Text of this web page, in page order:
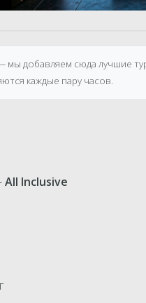
мы добавляем сюда лучшие
каждые пару часов.
All Inclusive